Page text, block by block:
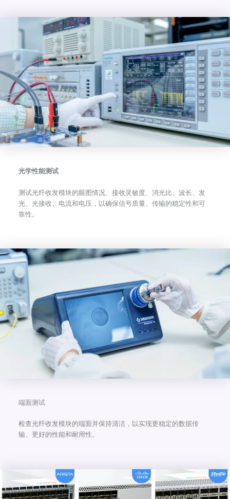
光学性能测试
测试光纤收发模块的眼图情况、接收灵敏度、消光比、波长、发
光、光接收、电流和电压，以确保信号质量、传输的稳定性和可
靠性。
端面测试
检查光纤收发模块的端面并保持清洁，以实现更稳定的数据传
输、更好的性能和耐用性。